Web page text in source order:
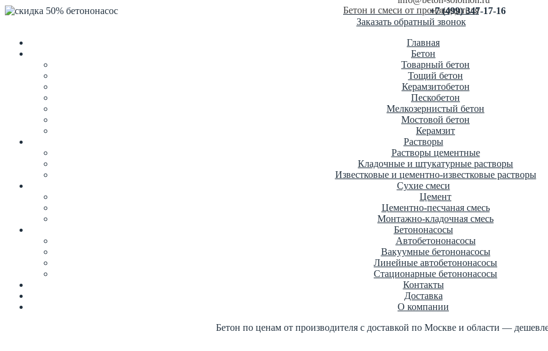
Бетон и смеси от производителя
+7 (499) 347-17-16
Заказать обратный звонок
Главная
Бетон
Товарный бетон
Тощий бетон
Керамзитобетон
Пескобетон
Мелкозернистый бетон
Мостовой бетон
Керамзит
Растворы
Растворы цементные
Кладочные и штукатурные растворы
Известковые и цементно-известковые растворы
Сухие смеси
Цемент
Цементно-песчаная смесь
Монтажно-кладочная смесь
Бетононасосы
Автобетононасосы
Вакуумные бетононасосы
Линейные автобетононасосы
Стационарные бетононасосы
Контакты
Доставка
О компании
Бетон по ценам от производителя с доставкой по Москве и области —